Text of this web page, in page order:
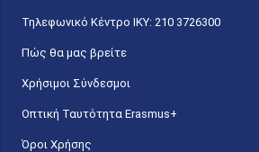
Τηλεφωνικό Κέντρο IKY: 210 3726300
Πώς θα μας βρείτε
Χρήσιμοι Σύνδεσμοι
Οπτική Ταυτότητα Erasmus+
Όροι Χρήσης